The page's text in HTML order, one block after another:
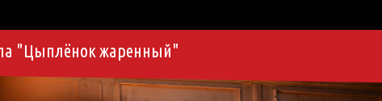
"Цыплёнок жаренный"